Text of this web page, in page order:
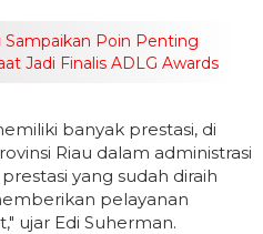
Sampaikan Poin Penting
Jadi Finalis ADLG Awards
banyak prestasi, di
Riau dalam administrasi
yang sudah diraih
pelayanan
ujar Edi Suherman.